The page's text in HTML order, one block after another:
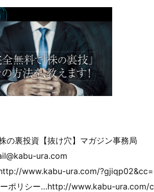
の裏投資【抜け穴】マガジン事務局
ura.com
www.kabu-ura.com/
ーポリシー…http://www.kabu-ura.com/